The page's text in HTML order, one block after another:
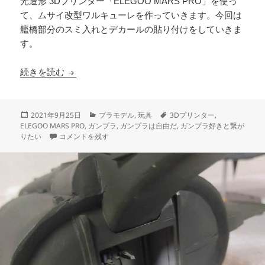
て、ムサイ改型ワルキューレを作っていきます。今回は
艦橋部分のスミ入れとデカールの貼り付けをしていきま
す。
続きを読む 3Dプリンター ムサイ改型ワルキューレ 製作日
投
稿
日:
2021年9月25日
カ
テ
ゴ
ー
プラモデル,玩具
タ
グ
3Dプリンター,
ELEGOO MARS PRO, ガンプラ, ガンプラは自由だ, ガンプラ好きと繋が
りたい
3Dプリンター ムサイ改型ワルキューレ 製作日誌（61日目）艦
コメントを残す